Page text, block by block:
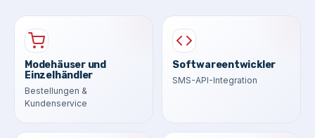
Modehäuser und
Einzelhändler
Bestellungen &
Kundenservice
Softwareentwickler
SMS-API-Integration